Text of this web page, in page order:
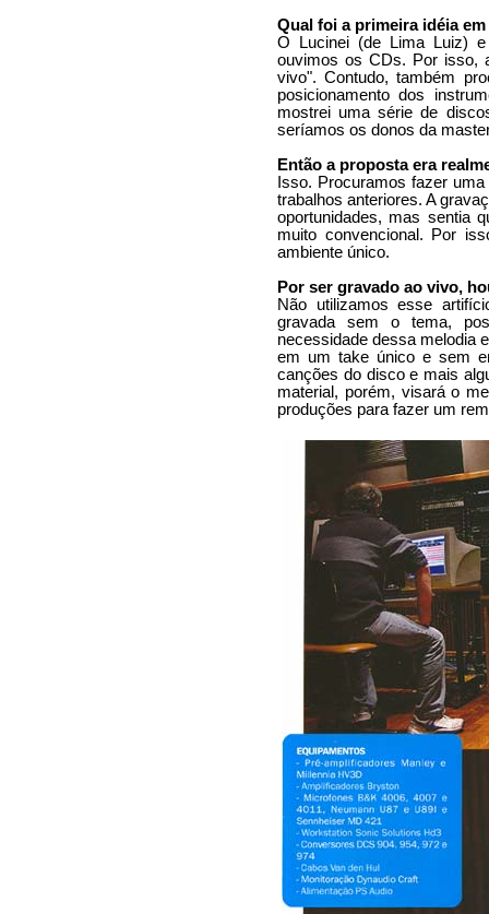
Qual foi a primeira idéia
O Lucinei (de Lima Luiz)
ouvimos os CDs. Por isso,
vivo". Contudo, também
posicionamento dos
mostrei uma série de
seríamos os donos da
Então a proposta era
Isso. Procuramos fazer
trabalhos anteriores. A
oportunidades, mas sentia
muito convencional. Por
ambiente único.
Por ser gravado ao vivo,
Não utilizamos esse
gravada sem o tema,
necessidade dessa melodia
em um take único e sem
canções do disco e mais
material, porém, visará o
produções para fazer um